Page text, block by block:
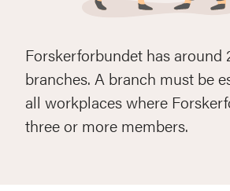
Forskerforbundet has around
branches. A branch must be
all workplaces where
three or more members.